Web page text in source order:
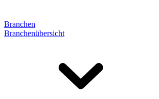
Branchen
Branchenübersicht